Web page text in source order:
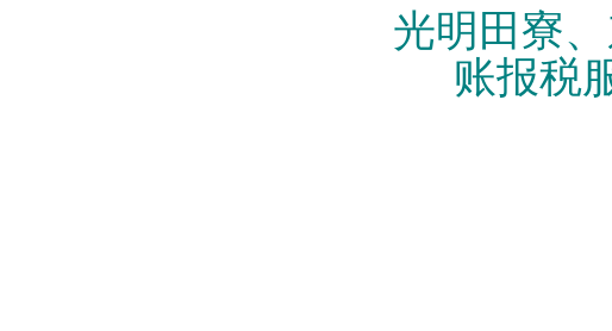
光明田寮
账报税